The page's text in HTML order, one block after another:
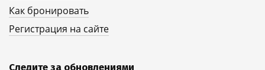
Как бронировать
Регистрация на сайте
Следите за обновлениями